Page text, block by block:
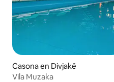
Casona en Divjakë
Vila Muzaka